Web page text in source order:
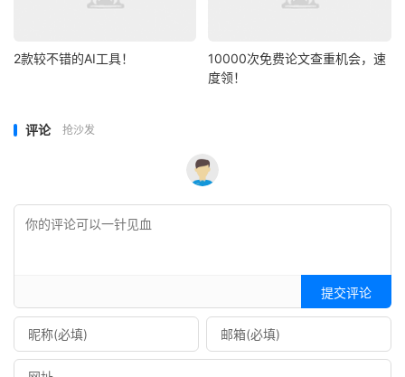
2款较不错的AI工具！
10000次免费论文查重机会，速
度领！
评论 抢沙发
提交评论